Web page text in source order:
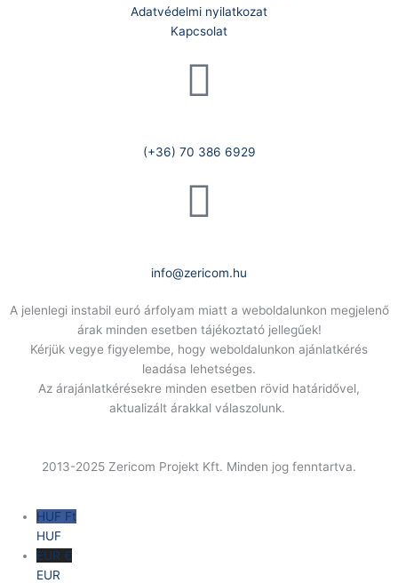
Adatvédelmi nyilatkozat
Kapcsolat
(+36) 70 386 6929
info@zericom.hu
A jelenlegi instabil euró árfolyam miatt a weboldalunkon megjelenő
árak minden esetben tájékoztató jellegűek!
Kérjük vegye figyelembe, hogy weboldalunkon ajánlatkérés
leadása lehetséges.
Az árajánlatkérésekre minden esetben rövid határidővel,
aktualizált árakkal válaszolunk.
2013-2025 Zericom Projekt Kft. Minden jog fenntartva.
HUF Ft
HUF
EUR €
EUR